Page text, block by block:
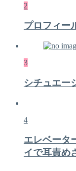
2
プロフィー
3
シチュエー
4
エレベータ
イで耳責め